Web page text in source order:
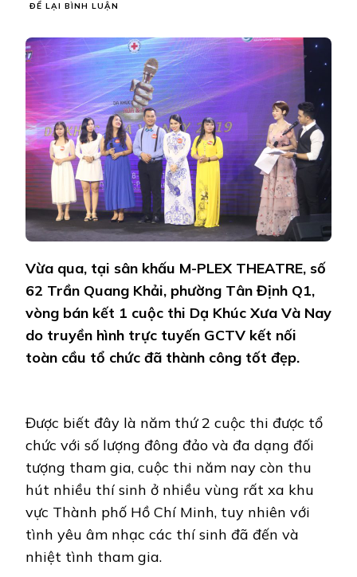
ĐỂ LẠI BÌNH LUẬN
XƯA
VÀ
NAY”
MÙA
2
–
NHIỀU
THÍ
SINH
CÓ
CHẤT
GIỌNG
“KHỦNG”
Vừa qua, tại sân khấu M-PLEX THEATRE, số
62 Trần Quang Khải, phường Tân Định Q1,
vòng bán kết 1 cuộc thi Dạ Khúc Xưa Và Nay
do truyền hình trực tuyến GCTV kết nối
toàn cầu tổ chức đã thành công tốt đẹp.
Được biết đây là năm thứ 2 cuộc thi được tổ
chức với số lượng đông đảo và đa dạng đối
tượng tham gia, cuộc thi năm nay còn thu
hút nhiều thí sinh ở nhiều vùng rất xa khu
vực Thành phố Hồ Chí Minh, tuy nhiên với
tình yêu âm nhạc các thí sinh đã đến và
nhiệt tình tham gia.